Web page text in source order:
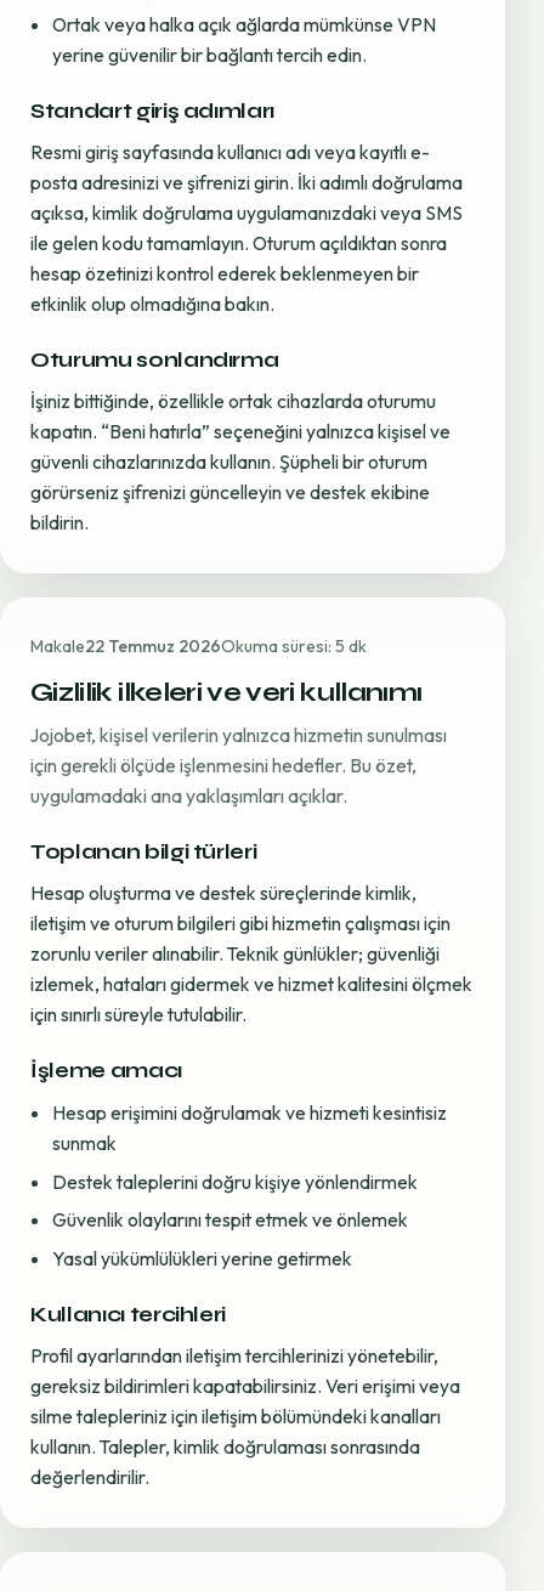
Ortak veya halka açık ağlarda mümkünse VPN
yerine güvenilir bir bağlantı tercih edin.
Standart giriş adımları
Resmi giriş sayfasında kullanıcı adı veya kayıtlı e-
posta adresinizi ve şifrenizi girin. İki adımlı doğrulama
açıksa, kimlik doğrulama uygulamanızdaki veya SMS
ile gelen kodu tamamlayın. Oturum açıldıktan sonra
hesap özetinizi kontrol ederek beklenmeyen bir
etkinlik olup olmadığına bakın.
Oturumu sonlandırma
İşiniz bittiğinde, özellikle ortak cihazlarda oturumu
kapatın. “Beni hatırla” seçeneğini yalnızca kişisel ve
güvenli cihazlarınızda kullanın. Şüpheli bir oturum
görürseniz şifrenizi güncelleyin ve destek ekibine
bildirin.
Makale22 Temmuz 2026Okuma süresi: 5 dk
Gizlilik ilkeleri ve veri kullanımı
Jojobet, kişisel verilerin yalnızca hizmetin sunulması
için gerekli ölçüde işlenmesini hedefler. Bu özet,
uygulamadaki ana yaklaşımları açıklar.
Toplanan bilgi türleri
Hesap oluşturma ve destek süreçlerinde kimlik,
iletişim ve oturum bilgileri gibi hizmetin çalışması için
zorunlu veriler alınabilir. Teknik günlükler; güvenliği
izlemek, hataları gidermek ve hizmet kalitesini ölçmek
için sınırlı süreyle tutulabilir.
İşleme amacı
Hesap erişimini doğrulamak ve hizmeti kesintisiz
sunmak
Destek taleplerini doğru kişiye yönlendirmek
Güvenlik olaylarını tespit etmek ve önlemek
Yasal yükümlülükleri yerine getirmek
Kullanıcı tercihleri
Profil ayarlarından iletişim tercihlerinizi yönetebilir,
gereksiz bildirimleri kapatabilirsiniz. Veri erişimi veya
silme talepleriniz için iletişim bölümündeki kanalları
kullanın. Talepler, kimlik doğrulaması sonrasında
değerlendirilir.